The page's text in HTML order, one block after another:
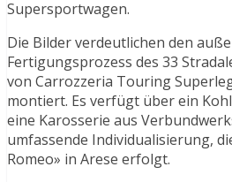
Supersportwagen.
Die Bilder verdeutlichen den
Fertigungsprozess des 33
von Carrozzeria Touring
montiert. Es verfügt über ein
eine Karosserie aus
umfassende Individualisierung,
Romeo» in Arese erfolgt.